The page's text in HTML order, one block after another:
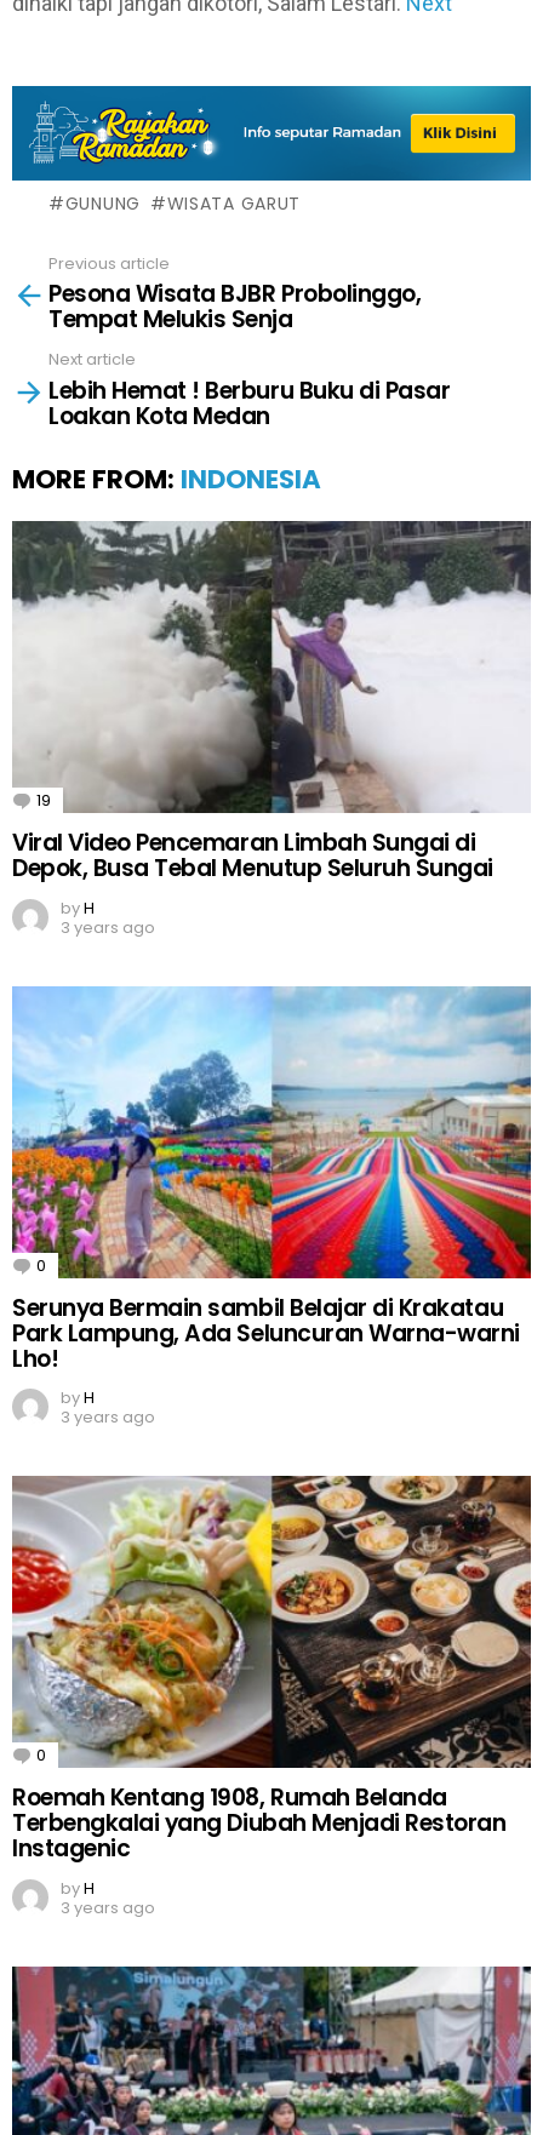
GUNUNG WISATA GARUT
more
Previous article
Pesona Wisata BJBR Probolinggo,
Tempat Melukis Senja
Next article
Lebih Hemat ! Berburu Buku di Pasar
Loakan Kota Medan
MORE FROM: INDONESIA
19 Comments
Viral Video Pencemaran Limbah Sungai di
Depok, Busa Tebal Menutup Seluruh Sungai
byH
3 years ago
0 Comments
Serunya Bermain sambil Belajar di Krakatau
Park Lampung, Ada Seluncuran Warna-warni
Lho!
byH
3 years ago
0 Comments
Roemah Kentang 1908, Rumah Belanda
Terbengkalai yang Diubah Menjadi Restoran
Instagenic
byH
3 years ago